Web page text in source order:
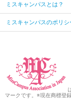
ミスキャンパスとは？
ミスキャンパスのポリシ
マークです。※現在商標登